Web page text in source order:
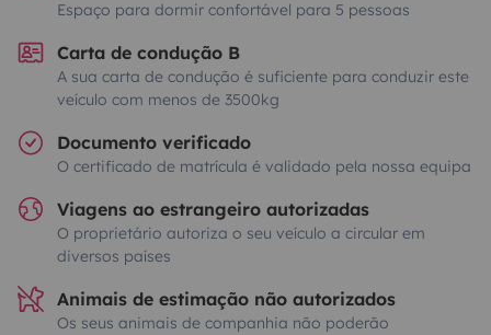
Espaço para dormir confortável para 5 pessoas
Carta de condução B
A sua carta de condução é suficiente para conduzir este
veículo com menos de 3500kg
Documento verificado
O certificado de matrícula é validado pela nossa equipa
Viagens ao estrangeiro autorizadas
O proprietário autoriza o seu veículo a circular em
diversos países
Animais de estimação não autorizados
Os seus animais de companhia não poderão